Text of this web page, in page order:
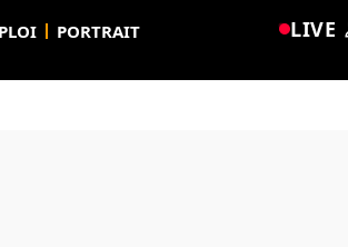
PORTRAIT LIVE